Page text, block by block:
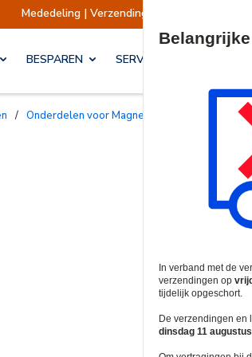
Mededeling | Verzendingen opgeschort
BESPAREN SERVICES & OPLOSSINGEN
/ Onderdelen voor Magnetische Sloten